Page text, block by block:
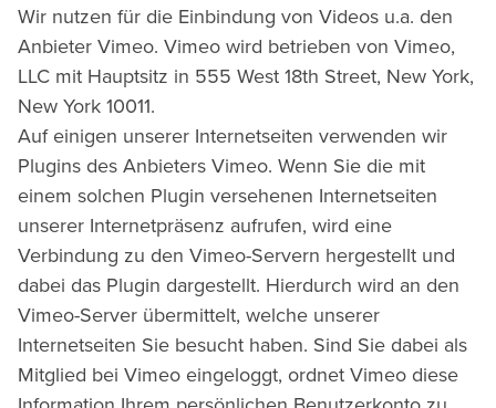
Wir nutzen für die Einbindung von Videos u.a. den
Anbieter Vimeo. Vimeo wird betrieben von Vimeo,
LLC mit Hauptsitz in 555 West 18th Street, New York,
New York 10011.
Auf einigen unserer Internetseiten verwenden wir
Plugins des Anbieters Vimeo. Wenn Sie die mit
einem solchen Plugin versehenen Internetseiten
unserer Internetpräsenz aufrufen, wird eine
Verbindung zu den Vimeo-Servern hergestellt und
dabei das Plugin dargestellt. Hierdurch wird an den
Vimeo-Server übermittelt, welche unserer
Internetseiten Sie besucht haben. Sind Sie dabei als
Mitglied bei Vimeo eingeloggt, ordnet Vimeo diese